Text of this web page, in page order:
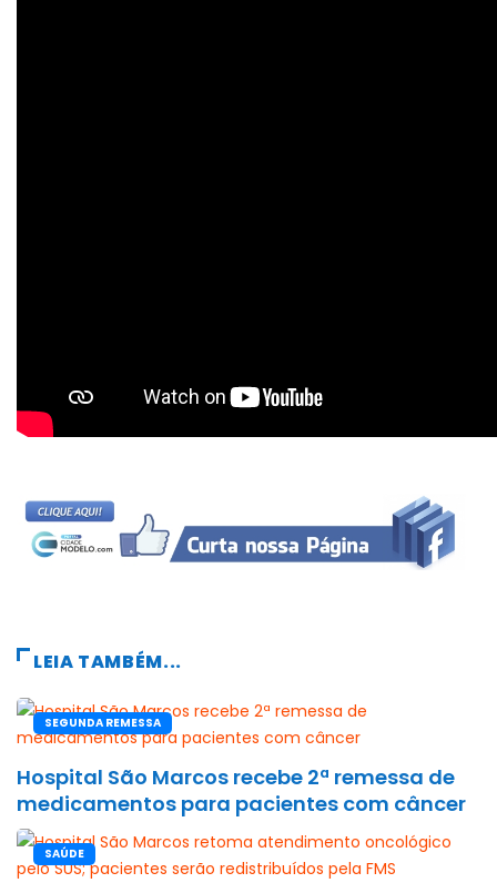
LEIA TAMBÉM...
SEGUNDA REMESSA
Hospital São Marcos recebe 2ª remessa de
medicamentos para pacientes com câncer
SAÚDE